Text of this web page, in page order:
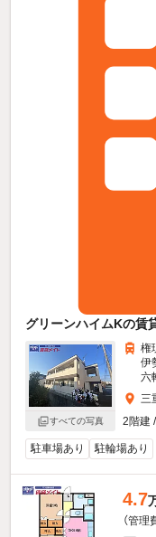
グリーンハイムKの賃
すべての写真
権
伊
六
三
2階建
駐車場あり 駐輪場あり
4.7
（管理